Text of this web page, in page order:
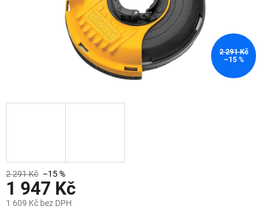
2 291 Kč
–15 %
2 291 Kč –15 %
1 947 Kč
1 609 Kč bez DPH